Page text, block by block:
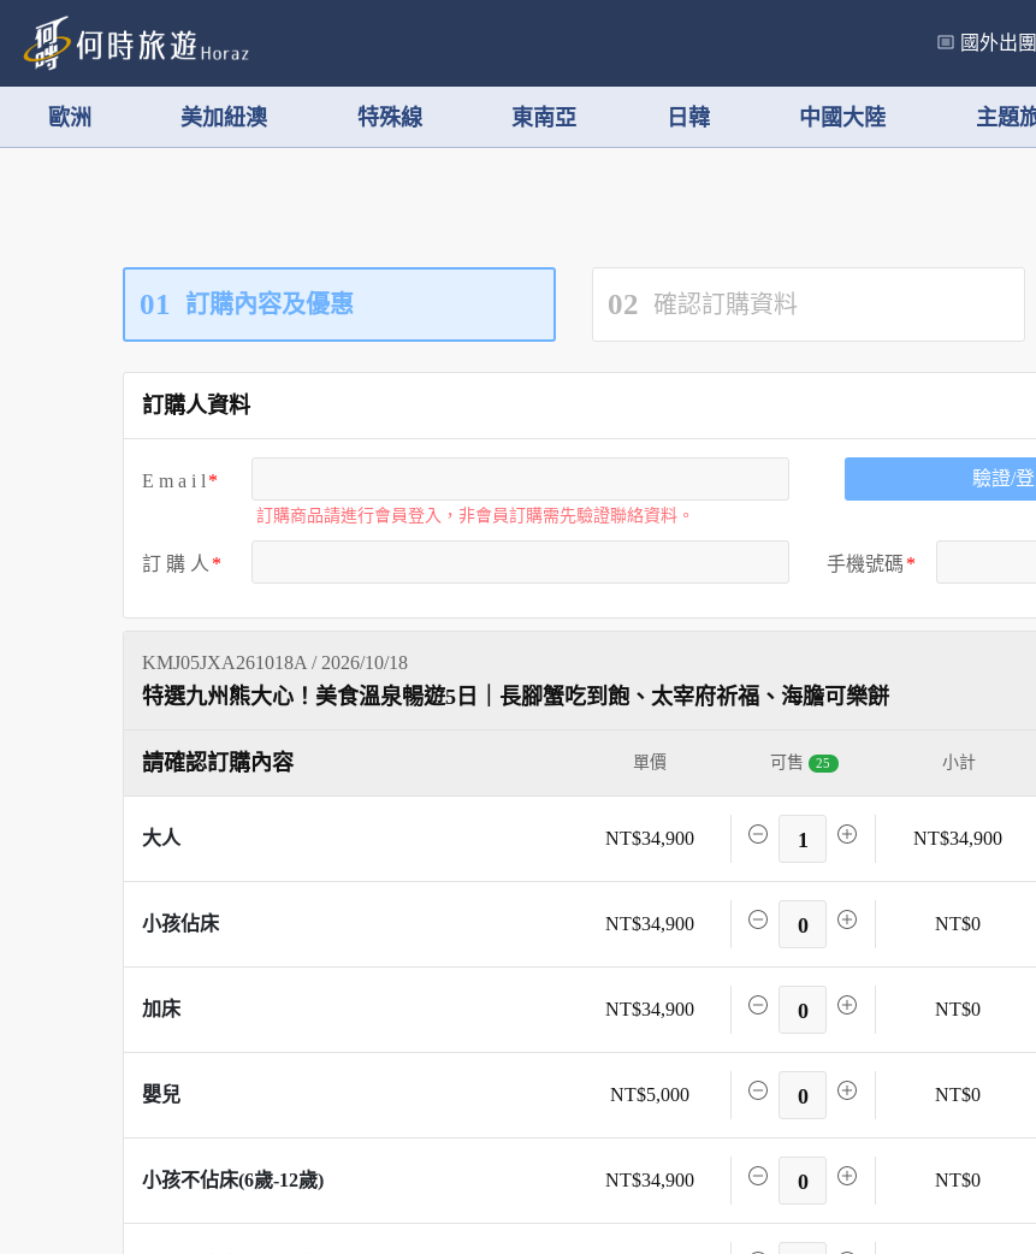
國外出
歐洲 美加紐澳 特殊線 東南亞 日韓 中國大陸 主題
01 訂購內容及優惠 02 確認訂購資料
訂購人資料
E m a i l
訂購商品請進行會員登入，非會員訂購需先驗證聯絡資料。
驗證/登
訂 購 人 手機號碼
KMJ05JXA261018A / 2026/10/18
特選九州熊大心！美食溫泉暢遊5日｜長腳蟹吃到飽、太宰府祈福、海膽可樂餅
請確認訂購內容 單價 可售 25 小計
大人 NT$34,900 1 NT$34,900
小孩佔床 NT$34,900 0 NT$0
加床 NT$34,900 0 NT$0
嬰兒 NT$5,000 0 NT$0
小孩不佔床(6歲-12歲) NT$34,900 0 NT$0